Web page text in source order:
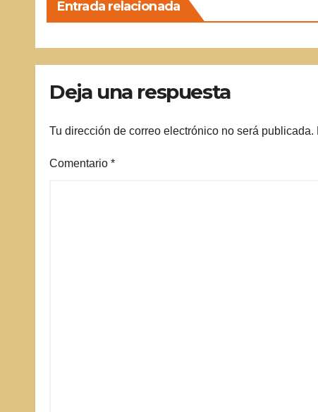
Entrada relacionada
Deja una respuesta
Tu dirección de correo electrónico no será publicada.
Comentario *